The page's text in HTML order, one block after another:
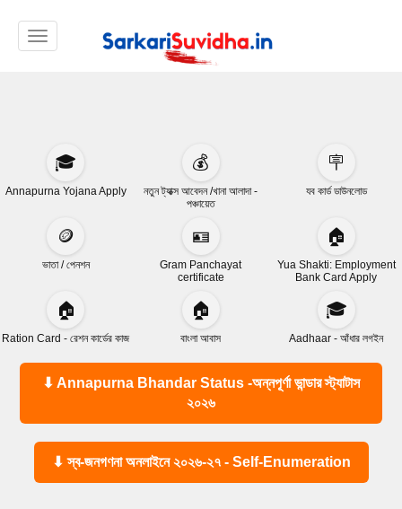
Toggle navigation
🎓
Annapurna Yojana Apply
💰
নতুন ট্যাক্স আবেদন /খানা আলাদা -
পঞ্চায়েত
🪧
যব কার্ড ডাউনলোড
🪙
ভাতা / পেনশন
🪪
Gram Panchayat
certificate
🏠
Yua Shakti: Employment
Bank Card Apply
🏠
Ration Card - রেশন কার্ডের কাজ
🏠
বাংলা আবাস
🎓
Aadhaar - আঁধার লগইন
⬇ Annapurna Bhandar Status -অন্নপূর্ণা ভান্ডার স্ট্যাটাস
২০২৬
⬇ স্ব-জনগণনা অনলাইনে ২০২৬-২৭ - Self-Enumeration